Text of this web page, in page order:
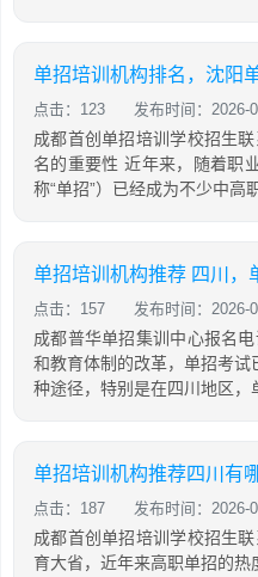
单招培训机构排名，沈阳
点击：123 发布时间：2026-
成都首创单招培训学校招生
名的重要性 近年来，随着职
称“单招”）已经成为不少中高
单招培训机构推荐 四川，
点击：157 发布时间：2026-
成都普华单招集训中心报名
和教育体制的改革，单招考
种途径，特别是在四川地区，
点击：187 发布时间：2026-
成都首创单招培训学校招生
育大省，近年来高职单招的